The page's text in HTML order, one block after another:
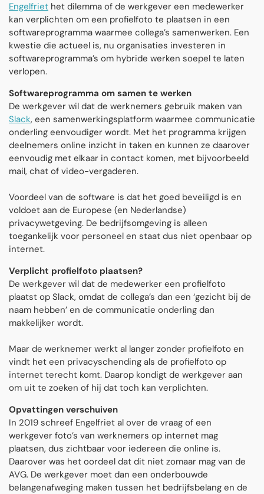
Engelfriet het dilemma of de werkgever een medewerker
kan verplichten om een profielfoto te plaatsen in een
softwareprogramma waarmee collega’s samenwerken. Een
kwestie die actueel is, nu organisaties investeren in
softwareprogramma’s om hybride werken soepel te laten
verlopen.
Softwareprogramma om samen te werken
De werkgever wil dat de werknemers gebruik maken van
Slack, een samenwerkingsplatform waarmee communicatie
onderling eenvoudiger wordt. Met het programma krijgen
deelnemers online inzicht in taken en kunnen ze daarover
eenvoudig met elkaar in contact komen, met bijvoorbeeld
mail, chat of video-vergaderen.
Voordeel van de software is dat het goed beveiligd is en
voldoet aan de Europese (en Nederlandse)
privacywetgeving. De bedrijfsomgeving is alleen
toegankelijk voor personeel en staat dus niet openbaar op
internet.
Verplicht profielfoto plaatsen?
De werkgever wil dat de medewerker een profielfoto
plaatst op Slack, omdat de collega’s dan een ‘gezicht bij de
naam hebben’ en de communicatie onderling dan
makkelijker wordt.
Maar de werknemer werkt al langer zonder profielfoto en
vindt het een privacyschending als de profielfoto op
internet terecht komt. Daarop kondigt de werkgever aan
om uit te zoeken of hij dat toch kan verplichten.
Opvattingen verschuiven
In 2019 schreef Engelfriet al over de vraag of een
werkgever foto’s van werknemers op internet mag
plaatsen, dus zichtbaar voor iedereen die online is.
Daarover was het oordeel dat dit niet zomaar mag van de
AVG. De werkgever moet dan een onderbouwde
belangenafweging maken tussen het bedrijfsbelang en de